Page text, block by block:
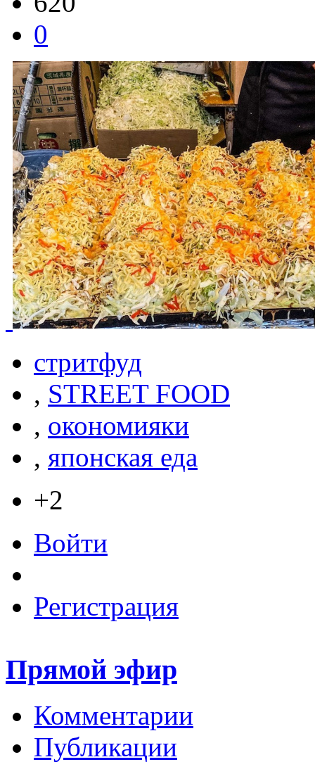
0
стритфуд
, STREET FOOD
, окономияки
, японская еда
+2
Войти
Регистрация
Прямой эфир
Комментарии
Публикации